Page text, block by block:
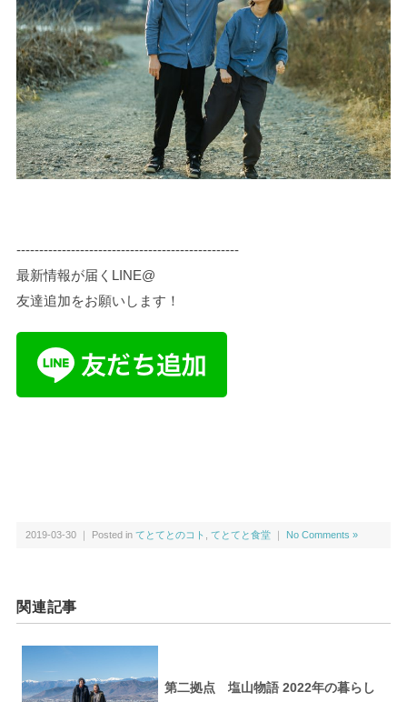
-------------------------------------------------
最新情報が届くLINE@
友達追加をお願いします！
2019-03-30 ｜ Posted in てとてとのコト てとてと食堂｜ No Comments »
関連記事
第二拠点 塩山物語 2022年の暮らし